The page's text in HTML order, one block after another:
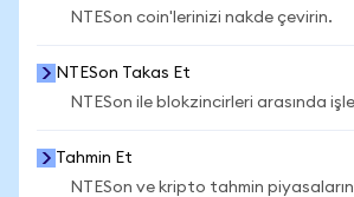
NTESon coin'lerinizi nakde çevirin.
NTESon Takas Et
NTESon ile blokzincirleri arasında
Tahmin Et
NTESon ve kripto tahmin